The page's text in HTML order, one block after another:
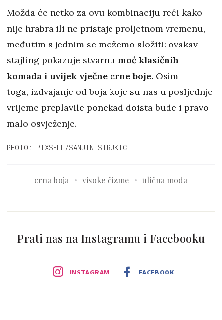
Možda će netko za ovu kombinaciju reći kako
nije hrabra ili ne pristaje proljetnom vremenu,
međutim s jednim se možemo složiti: ovakav
stajling pokazuje stvarnu moć klasičnih
komada i uvijek vječne crne boje. Osim
toga, izdvajanje od boja koje su nas u posljednje
vrijeme preplavile ponekad doista bude i pravo
malo osvježenje.
PHOTO: PIXSELL/SANJIN STRUKIC
crna boja visoke čizme ulična moda
Prati nas na Instagramu i Facebooku
INSTAGRAM FACEBOOK